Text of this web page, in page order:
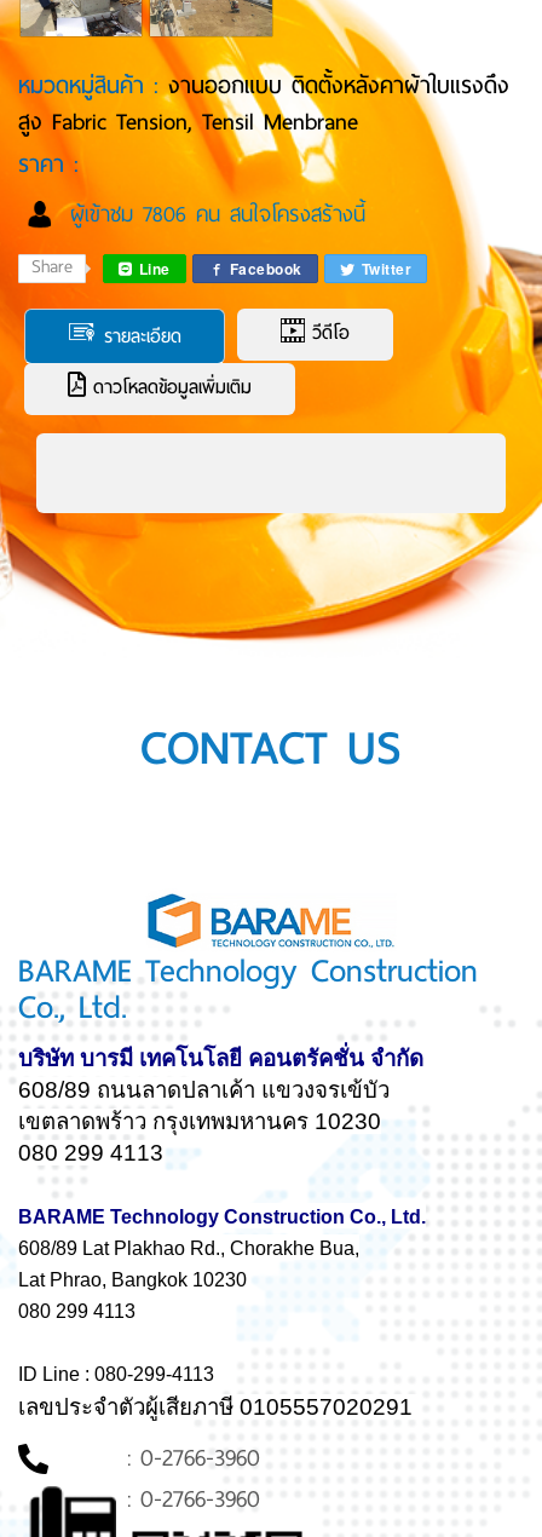
หมวดหมู่สินค้า :งานออกแบบ ติดตั้งหลังคาผ้าใบแรงดึง
สูง Fabric Tension, Tensil Menbrane
ราคา :
ผู้เข้าชม 7806 คน สนใจโครงสร้างนี้
Share Line Facebook Twitter
รายละเอียด
วีดีโอ
ดาวโหลดข้อมูลเพิ่มเติม
CONTACT US
BARAME Technology Construction
Co., Ltd.
บริษัท บารมี เทคโนโลยี คอนตรัคชั่น จำกัด
608/89 ถนนลาดปลาเค้า แขวงจรเข้บัว
เขตลาดพร้าว กรุงเทพมหานคร 10230
080 299 4113
BARAME Technology Construction Co., Ltd.
608/89 Lat Plakhao Rd., Chorakhe Bua,
Lat Phrao, Bangkok 10230
080 299 4113
ID Line : 080-299-4113
เลขประจำตัวผู้เสียภาษี 0105557020291
: 0-2766-3960
: 0-2766-3960